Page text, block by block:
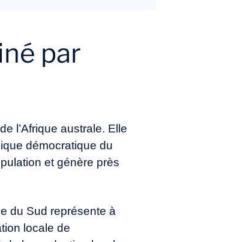
par
l’Afrique australe. Elle
démocratique du
et génère près
du Sud représente à
locale de